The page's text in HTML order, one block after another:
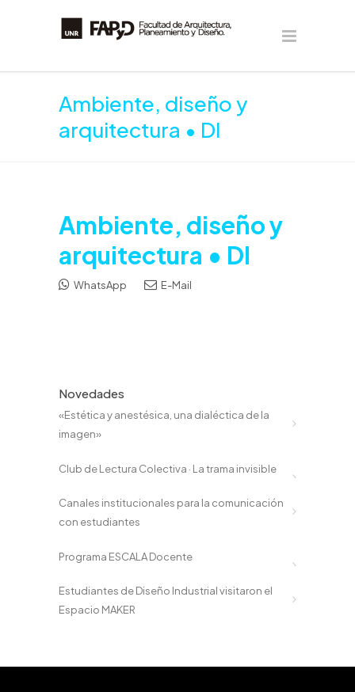
Ambiente, diseño y
arquitectura • DI
Ambiente, diseño y
arquitectura • DI
WhatsApp E-Mail
Novedades
«Estética y anestésica, una dialéctica de la
imagen»
Club de Lectura Colectiva · La trama invisible
Canales institucionales para la comunicación
con estudiantes
Programa ESCALA Docente
Estudiantes de Diseño Industrial visitaron el
Espacio MAKER